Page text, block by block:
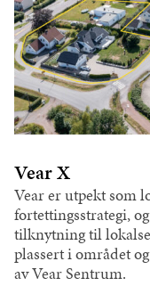
Vear X
Vear er utpekt som
fortettingsstrategi,
tilknytning til
plassert i området
av Vear Sentrum.